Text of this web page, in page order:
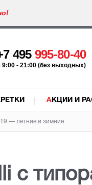
495 995-80-40
9:00 - 21:00 (без выходных)
АКЦИИ И
— летние и зимние
с